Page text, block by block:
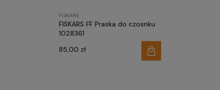
FISKARS
FISKARS FF Praska do czosnku
1028361
85,00 zł